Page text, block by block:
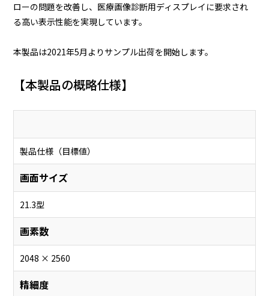
ローの問題を改善し、医療画像診断用ディスプレイに要求され
る高い表示性能を実現しています。
本製品は2021年5月よりサンプル出荷を開始します。
【本製品の概略仕様】
製品仕様（目標値）
画面サイズ
21.3型
画素数
2048 × 2560
精細度